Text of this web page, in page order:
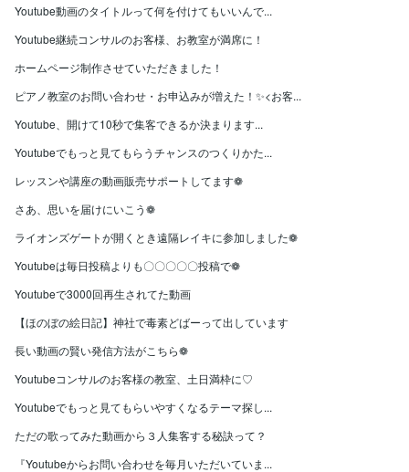
Youtube動画のタイトルって何を付けてもいいんで...
Youtube継続コンサルのお客様、お教室が満席に！
ホームページ制作させていただきました！
ピアノ教室のお問い合わせ・お申込みが増えた！✨<お客...
Youtube、開けて10秒で集客できるか決まります...
Youtubeでもっと見てもらうチャンスのつくりかた...
レッスンや講座の動画販売サポートしてます❁
さあ、思いを届けにいこう❁
ライオンズゲートが開くとき遠隔レイキに参加しました❁
Youtubeは毎日投稿よりも〇〇〇〇〇投稿で❁
Youtubeで3000回再生されてた動画
【ほのぼの絵日記】神社で毒素どばーって出しています
長い動画の賢い発信方法がこちら❁
Youtubeコンサルのお客様の教室、土日満枠に♡
Youtubeでもっと見てもらいやすくなるテーマ探し...
ただの歌ってみた動画から３人集客する秘訣って？
『Youtubeからお問い合わせを毎月いただいていま...